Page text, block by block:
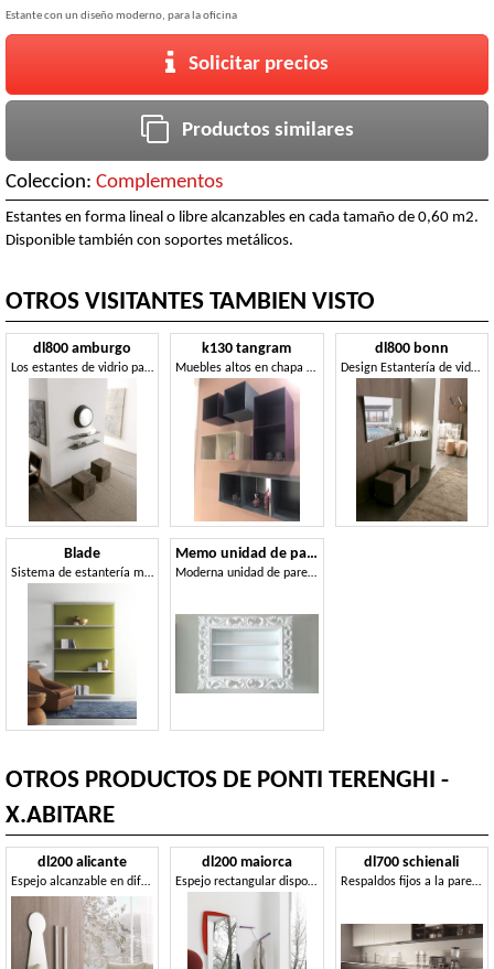
Estante con un diseño moderno, para la oficina
Solicitar precios
Productos similares
Coleccion: Complementos
Estantes en forma lineal o libre alcanzables en cada tamaño de 0,60 m2.
Disponible también con soportes metálicos.
OTROS VISITANTES TAMBIEN VISTO
dl800 amburgo
Los estantes de vidrio para libros, para estudio profesional
k130 tangram
Muebles altos en chapa pintada
dl800 bonn
Design Estantería de vidrio para casas elegantes
Blade
Sistema de estantería modular, con paneles fonoabsorbentes
Memo unidad de pared
Moderna unidad de pared ideal para salas de estar
OTROS PRODUCTOS DE PONTI TERENGHI -
X.ABITARE
dl200 alicante
Espejo alcanzable en diferentes formas y tamaños
dl200 maiorca
Espejo rectangular disponible con varias opciones
dl700 schienali
Respaldos fijos a la pared para cocinas, hecha de cristal